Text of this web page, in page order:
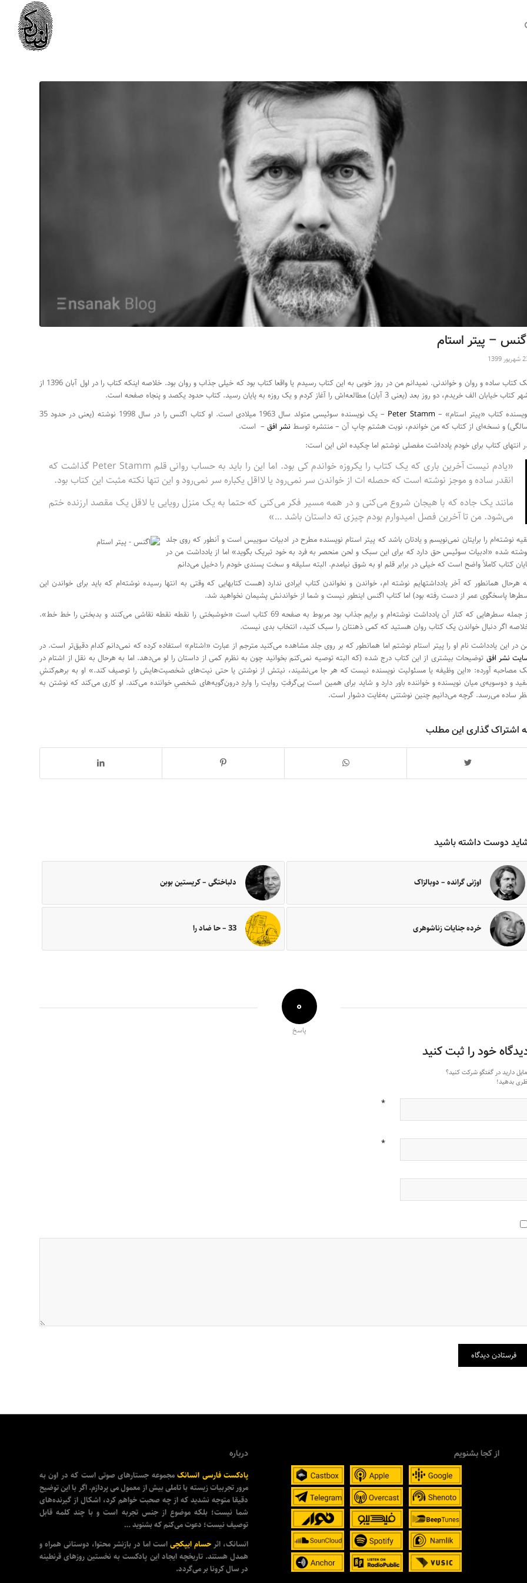
– پیتر استام
1399
یک کتاب ساده و روان و خواندنی. نمیدانم من در روز خوبی به این کتاب رسیدم یا واقعا کتاب بود که خیلی جذاب و روان بود. خلاصه اینکه کتاب را در اول آبان 1396 از
خیابان الف خریدم، دو روز بعد (یعنی 3 آبان) مطالعه‌اش را آغاز کردم و یک روزه به پایان رسید. کتاب حدود یکصد و پنجاه صفحه است.
کتاب «پیتر استام» – Peter Stamm
– یک نویسنده سوئیسی متولد سال 1963 میلادی است. او کتاب اگنس را در سال 1998 نوشته (یعنی در حدود 35
و نسخه‌ای از کتاب که من خواندم، نوبت هشتم چاپ آن – منتشره توسط نشر افق– است.
انتهای کتاب برای خودم یادداشت مفصلی نوشتم اما چکیده اش این است:
«یادم نیست آخرین باری که یک کتاب را یکروزه خواندم کی بود. اما این را باید به حساب روانی قلم Peter Stamm گذاشت که
انقدر ساده و موجز نوشته است که حصله ات از خواندن سر نمی‌رود یا لااقل یکباره سر نمی‌رود و این تنها نکته مثبت این کتاب بود.
مانند یک جاده که با هیجان شروع می‌کنی و در همه مسیر فکر می‌کنی که حتما به یک منزل رویایی یا لاقل یک مقصد ارزنده ختم
می‌شود. من تا آخرین فصل امیدوارم بودم چیزی ته داستان باشد …»
نوشته‌ام را برایتان نمی‌نویسم و یادتان باشد که پیتر استام نویسنده مطرح در ادبیات سوییس است و آنطور که روی جلد
شده «ادبیات سوئیس حق دارد که برای این سبک و لحن منحصر به فرد به خود تبریک بگوید» اما از یادداشت من در
کتاب کاملاً واضح است که خیلی در برابر قلم او به شوق نیامدم. البته سلیقه و سخت پسندی خودم را دخیل می‌دانم
هرحال همانطور که آخر یادداشتهایم نوشته ام، خواندن و نخواندن کتاب ایرادی ندارد (هست کتابهایی که وقتی به انتها رسیده نوشته‌ام که باید برای خواندن این
پاسخگوی عمر از دست رفته بود) اما کتاب اگنس اینطور نیست و شما از خواندنش پشیمان نخواهید شد.
از جمله سطرهایی که کنار آن یادداشت نوشته‌‌ام و برایم جذاب بود مربوط به صفحه 69 کتاب است «خوشبختی را نقطه نقطه نقاشی می‌کنند و بدبختی را خط خط».
اگر دنبال خواندن یک کتاب روان هستید که کمی ذهنتان را سبک کنید، انتخاب بدی نیست.
در این یادداشت نام او را پیتر استام نوشتم اما همانطور که بر روی جلد مشاهده می‌کنید مترجم از عبارت «اشتام» استفاده کرده که نمی‌دانم کدام دقیق‌تر است. در
نشر افق توضیحات بیشتری از این کتاب درج شده (که البته توصیه نمی‌کنم بخوانید چون به نظرم کمی از داستان را لو می‌دهد. اما به هرحال به نقل از اشتام در
مصاحبه آورده: «این وظیفه یا مسئولیت نویسنده نیست که هر جا می‌نشیند، نیتش از نوشتن یا حتی نیت‌های شخصیت‌هایش را توصیف کند.» او به برهم‌کنشِ
و دوسویه‌ی میان نویسنده و خواننده باور دارد و شاید برای همین است پی‌گرفتِ روایت را واردِ درون‌گویه‌های شخصیِ خواننده می‌کند. او کاری می‌کند که نوشتن به
ساده می‌رسد. گرچه می‌دانیم چنین نوشتنی به‌غایت دشوار است.
اشتراک گذاری این مطلب
دوست داشته باشید
اوژنی گرانده – دوبالزاک دلباختگی – کریستین بوبن
خرده جنایات زناشوهری 33 – حا ضاد را
0
پاسخ
خود را ثبت کنید
دارید در گفتگو شرکت کنید؟
بدهید!
*
*
از کجا بشنویم درباره
پادکست فارسی انسانکمجموعه جستارهای صوتی است که در اون به
مرور تجربیات زیسته با تاملی بیش از معمول می پردازم. اگر با این توضیح
دقیقا متوجه نشدید که از چه صحبت خواهم کرد، اشکال از گیرنده‌های
شما نیست؛ بلکه موضوع از جنس تجربه است و با چند کلمه قابل
توصیف نیست؛ دعوت می‌کنم که بشنوید …
انسانک، اثر حسام ایپکچی است اما در بازنشر محتوا، دوستانی همراه و
همدل هستند. تاریخچه ایجاد این پادکست به نخستین روزهای قرنطینه
در سال کرونا بر می‌گردد.